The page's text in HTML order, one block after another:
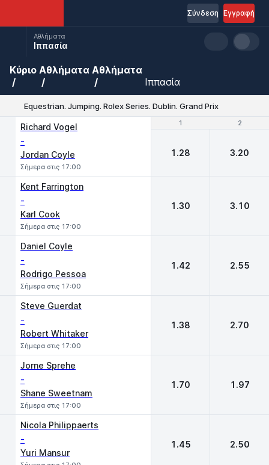
Εγγραφή
Σύνδεση
Αθλήματα
Ιππασία
Κύριο Αθλήματα Αθλήματα
Ιππασία
Equestrian. Jumping. Rolex Series. Dublin. Grand Prix
1 2
Richard Vogel
-
Jordan Coyle
Σήμερα στις 17:00
1 2
1.28 3.20
Kent Farrington
-
Karl Cook
Σήμερα στις 17:00
1.30 3.10
Daniel Coyle
-
Rodrigo Pessoa
Σήμερα στις 17:00
1.42 2.55
Steve Guerdat
-
Robert Whitaker
Σήμερα στις 17:00
1.38 2.70
Jorne Sprehe
-
Shane Sweetnam
Σήμερα στις 17:00
1.70 1.97
Nicola Philippaerts
-
Yuri Mansur
1.45 2.50